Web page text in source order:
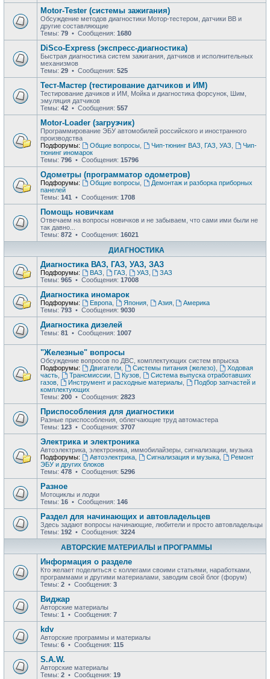
Motor-Tester (системы зажигания)
Обсуждение методов диагностики Мотор-тестером, датчики ВВ и
другие составляющие
Темы: 79 • Сообщения: 1680
DiSco-Express (экспресс-диагностика)
Быстрая диагностика систем зажигания, датчиков и исполнительных
механизмов
Темы: 29 • Сообщения: 525
Тест-Мастер (тестирование датчиков и ИМ)
Тестирование дачиков и ИМ, Мойка и диагностика форсунок, Шим,
эмуляция датчиков
Темы: 42 • Сообщения: 557
Motor-Loader (загрузчик)
Программирование ЭБУ автомобилей российского и иностранного
производства
Подфорумы:
Общие вопросы, Чип-тюнинг ВАЗ, ГАЗ, УАЗ
Чип-
тюнинг иномарок
Темы: 796 • Сообщения: 15796
Одометры (программатор одометров)
Подфорумы: Общие вопросы,
Демонтаж и разборка приборных
панелей
Темы: 141 • Сообщения: 1708
Помощь новичкам
Отвечаем на вопросы новичков и не забываем, что сами ими были не
так давно...
Темы: 872 • Сообщения: 16021
ДИАГНОСТИКА
Диагностика ВАЗ, ГАЗ, УАЗ, ЗАЗ
Подфорумы: ВАЗ ГАЗ УАЗ
ЗАЗ
Темы: 965 • Сообщения: 17008
Диагностика иномарок
Подфорумы: Европа, Япония, Азия,
Америка
Темы: 793 • Сообщения: 9030
Диагностика дизелей
Темы: 81 • Сообщения: 1007
"Железные" вопросы
Обсуждение вопросов по ДВС, комплектующих систем впрыска
Подфорумы:
Двигатели, Системы питания (железо)
Ходовая
часть
Трансмиссии, Кузов,
Система выпуска отработавших
газов
Инструмент и расходные материалы,
Подбор запчастей и
комплектующих
Темы: 200 • Сообщения: 2823
Приспособления для диагностики
Разные приспособления, облегчающие труд автомастера
Темы: 123 • Сообщения: 3707
Электрика и электроника
Автоэлектрика, электроника, иммобилайзеры, сигнализации, музыка
Подфорумы:
Автоэлектрика, Сигнализация и музыка,
Ремонт
ЭБУ и других блоков
Темы: 478 • Сообщения: 5296
Разное
Мотоциклы и лодки
Темы: 16 • Сообщения: 146
Раздел для начинающих и автовладельцев
Здесь задают вопросы начинающие, любители и просто автовладельцы
Темы: 192 • Сообщения: 3224
АВТОРСКИЕ МАТЕРИАЛЫ и ПРОГРАММЫ
Информация о разделе
Кто желает поделиться с коллегами своими статьями, наработками,
программами и другими материалами, заводим свой блог (форум)
Темы: 2 • Сообщения: 3
Виджар
Авторские материалы
Темы: 1 • Сообщения: 7
kdv
Авторские программы и материалы
Темы: 6 • Сообщения: 115
S.A.W.
Авторские материалы
Темы: 2 • Сообщения: 19